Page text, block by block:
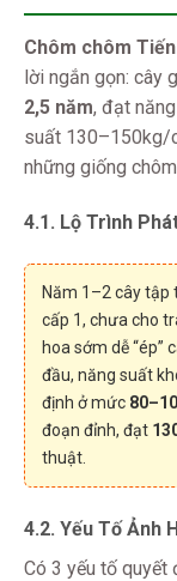
Chôm chôm
lời ngắn gọn: cây
2,5 năm, đạt
suất 130–150kg/
những giống
4.1. Lộ Trình
Năm 1–2 cây tập
cấp 1, chưa cho
hoa sớm dễ “ép”
đầu, năng suất
định ở mức
đoạn đỉnh, đạt
thuật.
4.2. Yếu Tố Ảnh
Có 3 yếu tố quyết